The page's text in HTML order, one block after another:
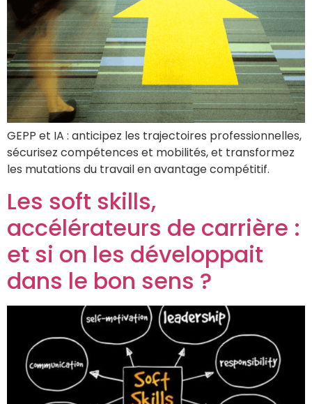
GEPP et IA : anticipez les trajectoires professionnelles,
sécurisez compétences et mobilités, et transformez
les mutations du travail en avantage compétitif.
Les soft skills,
accélérateurs de carrière :
et si on les développait
dans le bon sens ?